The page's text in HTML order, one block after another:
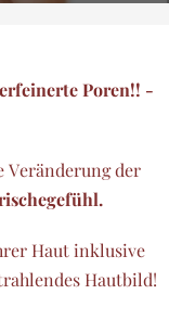
Poren!! -
Veränderung der
Haut inklusive
Hautbild!